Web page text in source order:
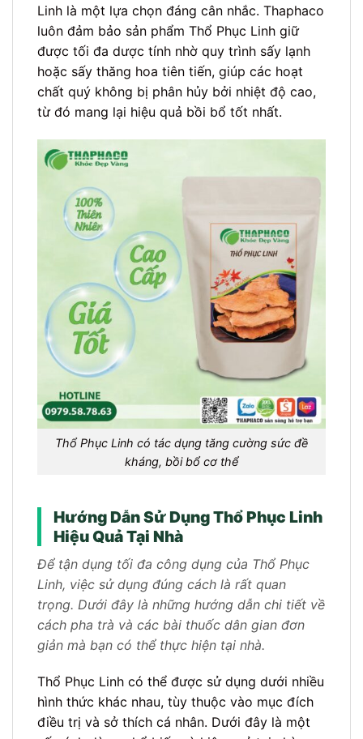
Linh là một lựa chọn đáng cân nhắc. Thaphaco
luôn đảm bảo sản phẩm Thổ Phục Linh giữ
được tối đa dược tính nhờ quy trình sấy lạnh
hoặc sấy thăng hoa tiên tiến, giúp các hoạt
chất quý không bị phân hủy bởi nhiệt độ cao,
từ đó mang lại hiệu quả bồi bổ tốt nhất.
Thổ Phục Linh có tác dụng tăng cường sức đề
kháng, bồi bổ cơ thể
Hướng Dẫn Sử Dụng Thổ Phục Linh
Hiệu Quả Tại Nhà
Để tận dụng tối đa công dụng của Thổ Phục
Linh, việc sử dụng đúng cách là rất quan
trọng. Dưới đây là những hướng dẫn chi tiết về
cách pha trà và các bài thuốc dân gian đơn
giản mà bạn có thể thực hiện tại nhà.
Thổ Phục Linh có thể được sử dụng dưới nhiều
hình thức khác nhau, tùy thuộc vào mục đích
điều trị và sở thích cá nhân. Dưới đây là một